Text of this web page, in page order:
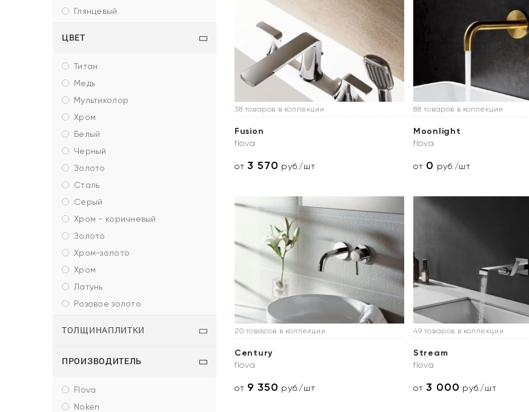
глянцевый
ЦВЕТ
титан
медь
мультиколор
хром
белый
черный
золото
сталь
серый
хром - коричневый
золото
хром-золото
хром
латунь
розовое золото
ТОЛЩИНАПЛИТКИ
ПРОИЗВОДИТЕЛЬ
flova
noken
38 товаров в коллекции
Fusion
flova
от3 570 руб./шт
88 товаров в коллекции
Moonlight
flova
от 0 руб./шт
20 товаров в коллекции
Century
flova
от 9 350 руб./шт
49 товаров в коллекции
Stream
flova
от3 000 руб./шт